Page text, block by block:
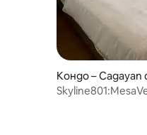
Кондо – Cagayan